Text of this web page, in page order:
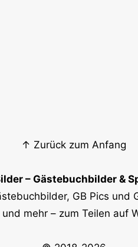
↑ Zurück zum Anfang
– Gästebuchbilder &
GB Pics
mehr – zum Teilen auf